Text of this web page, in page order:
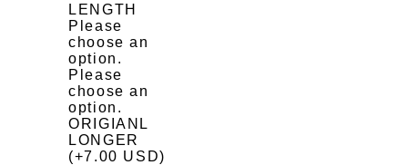
LENGTH
Please
choose an
option.
Please
choose an
option.
ORIGIANL
LONGER
(+7.00 USD)